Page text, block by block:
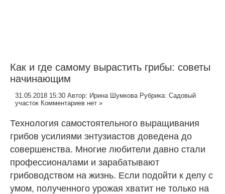
Как и где самому вырастить грибы: советы
начинающим
31.05.2018 15:30 Автор: Ирина Шумкова Рубрика: Садовый
участок Комментариев нет »
Технология самостоятельного выращивания
грибов усилиями энтузиастов доведена до
совершенства. Многие любители давно стали
профессионалами и зарабатывают
грибоводством на жизнь. Если подойти к делу с
умом, полученного урожая хватит не только на